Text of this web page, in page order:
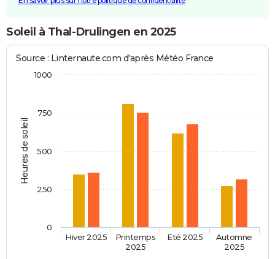
Soleil à Thal-Drulingen en 2025
Heures de soleil
Source : Linternaute.com d'après Météo France
Hiver 2025
Printemps
2025
Eté 2025
Automne
2025
0
250
500
750
1000